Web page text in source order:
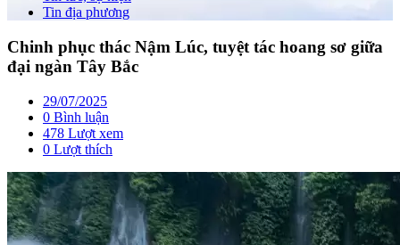
Tin địa phương
Chinh phục thác Nậm Lúc, tuyệt tác hoang sơ giữa
đại ngàn Tây Bắc
29/07/2025
0 Bình luận
478 Lượt xem
0 Lượt thích